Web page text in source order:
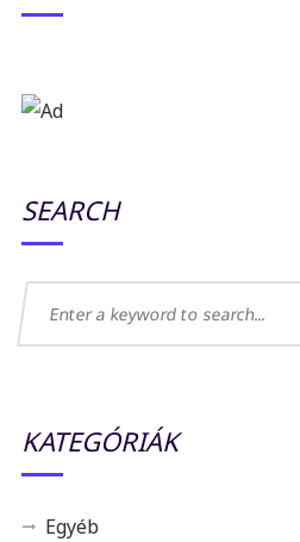
SEARCH
KATEGÓRIÁK
Egyéb